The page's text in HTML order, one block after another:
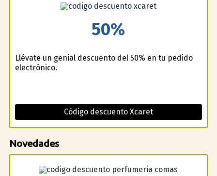
50%
Llévate un genial descuento del 50% en tu pedido
electrónico.
Código descuento Xcaret
Novedades